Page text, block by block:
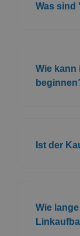
Was sind
Wie kann
Ist der
Wie